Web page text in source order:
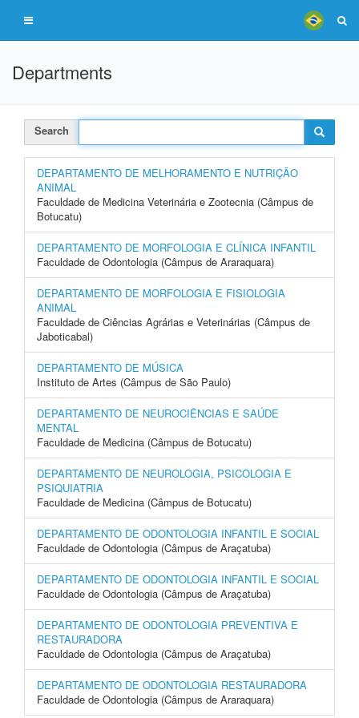
Departments
Search
DEPARTAMENTO DE MELHORAMENTO E NUTRIÇÃO
ANIMAL
Faculdade de Medicina Veterinária e Zootecnia (Câmpus de
Botucatu)
DEPARTAMENTO DE MORFOLOGIA E CLÍNICA INFANTIL
Faculdade de Odontologia (Câmpus de Araraquara)
DEPARTAMENTO DE MORFOLOGIA E FISIOLOGIA
ANIMAL
Faculdade de Ciências Agrárias e Veterinárias (Câmpus de
Jaboticabal)
DEPARTAMENTO DE MÚSICA
Instituto de Artes (Câmpus de São Paulo)
DEPARTAMENTO DE NEUROCIÊNCIAS E SAÚDE
MENTAL
Faculdade de Medicina (Câmpus de Botucatu)
DEPARTAMENTO DE NEUROLOGIA, PSICOLOGIA E
PSIQUIATRIA
Faculdade de Medicina (Câmpus de Botucatu)
DEPARTAMENTO DE ODONTOLOGIA INFANTIL E SOCIAL
Faculdade de Odontologia (Câmpus de Araçatuba)
DEPARTAMENTO DE ODONTOLOGIA INFANTIL E SOCIAL
Faculdade de Odontologia (Câmpus de Araçatuba)
DEPARTAMENTO DE ODONTOLOGIA PREVENTIVA E
RESTAURADORA
Faculdade de Odontologia (Câmpus de Araçatuba)
DEPARTAMENTO DE ODONTOLOGIA RESTAURADORA
Faculdade de Odontologia (Câmpus de Araraquara)